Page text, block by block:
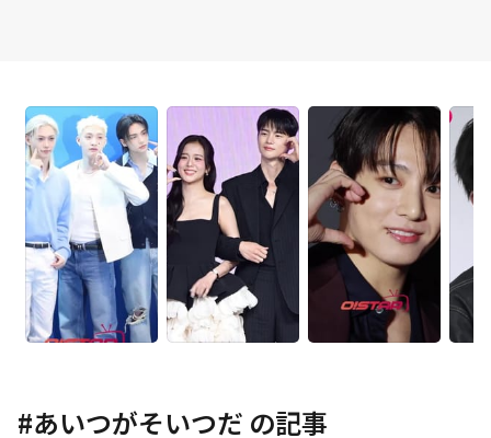
#あいつがそいつだ の記事